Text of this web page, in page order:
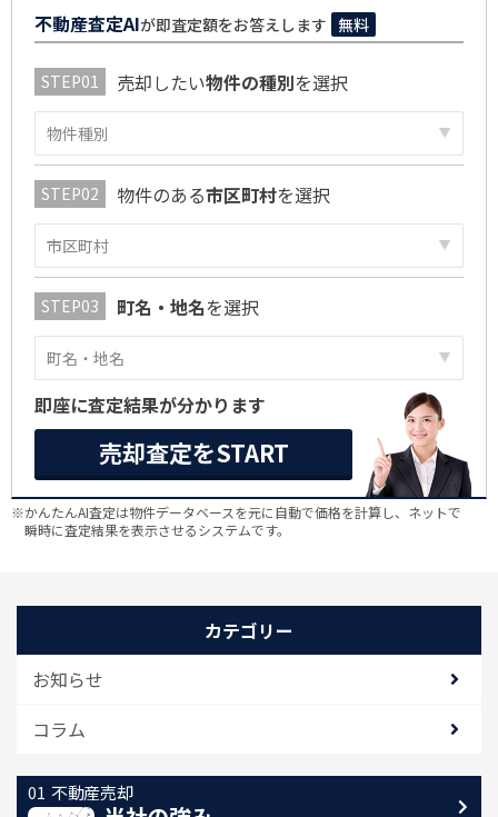
不動産査定AIが即査定額をお答えします 無料
売却したい物件の種別を選択
物件のある市区町村を選択
町名・地名を選択
即座に査定結果が分かります
売却査定をSTART
※かんたんAI査定は物件データベースを元に自動で価格を計算し、ネットで
瞬時に査定結果を表示させるシステムです。
カテゴリー
お知らせ
コラム
不動産売却